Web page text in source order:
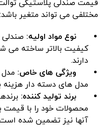
قیمت صندلی پلاستیکی
مختلفی می تواند متغیر باشد:
نوع مواد اولیه: صندلی
کیفیت بالاتر ساخته می
دارند.
ویژگی های خاص:
مدل های دسته دار هزینه
برند تولید کننده:
محصولات خود را با قیمت
آنها نیز تضمین شده